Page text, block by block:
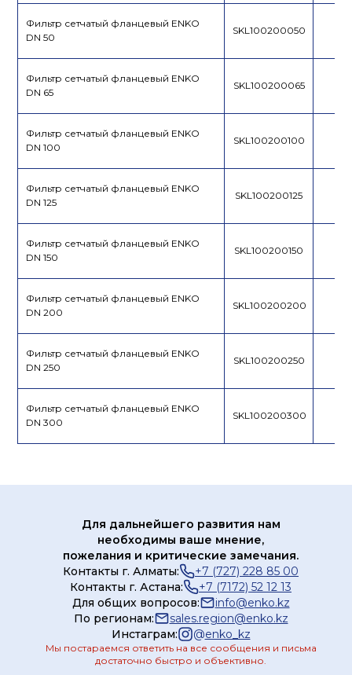
Фильтр сетчатый фланцевый ENKO
DN 50
SKL100200050
Фильтр сетчатый фланцевый ENKO
DN 65
SKL100200065
Фильтр сетчатый фланцевый ENKO
DN 100
SKL100200100
Фильтр сетчатый фланцевый ENKO
DN 125
SKL100200125
Фильтр сетчатый фланцевый ENKO
DN 150
SKL100200150
Фильтр сетчатый фланцевый ENKO
DN 200
SKL100200200
Фильтр сетчатый фланцевый ENKO
DN 250
SKL100200250
Фильтр сетчатый фланцевый ENKO
DN 300
SKL100200300
Для дальнейшего развития нам
необходимы ваше мнение,
пожелания и критические замечания.
Контакты г. Алматы:
+7 (727) 228 85 00
Контакты г. Астана:
+7 (7172) 52 12 13
Для общих вопросов:
info@enko.kz
По регионам:
sales.region@enko.kz
Инстаграм:
@enko_kz
Мы постараемся ответить на все сообщения и письма
достаточно быстро и объективно.